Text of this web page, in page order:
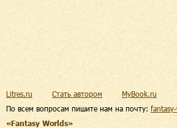
По всем вопросам пишите нам на почту:
«Fantasy Worlds»
Litres.ru Стать автором MyBook.ru